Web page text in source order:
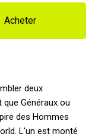
Acheter
deux
Généraux ou
des Hommes
L'un est monté